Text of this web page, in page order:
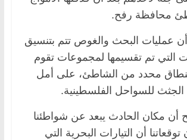
محافظة رفح.
عمليات البحث والغوص تتم بتنسيق
التي تم تقسيمها لمجموعات تقوم
محدد من الشاطئ، على أمل
للسواحل الفلسطينية.
مكان الحادث يبعد عن شواطئنا
أن توقعاتنا أن التيارات البحرية التي